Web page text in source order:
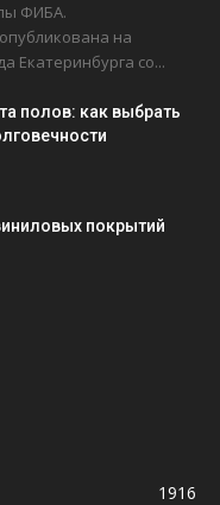
ФИБА.
на
Екатеринбурга со...
полов: как выбрать
покрытий
1916